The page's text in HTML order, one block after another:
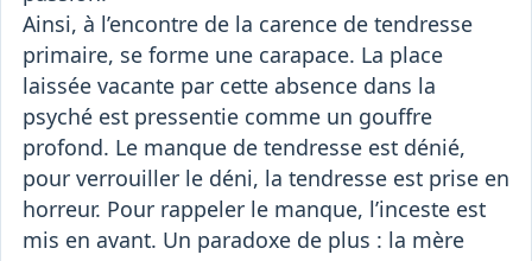
Ainsi, à l’encontre de la carence de tendresse
primaire, se forme une carapace. La place
laissée vacante par cette absence dans la
psyché est pressentie comme un gouffre
profond. Le manque de tendresse est dénié,
pour verrouiller le déni, la tendresse est prise en
horreur. Pour rappeler le manque, l’inceste est
mis en avant. Un paradoxe de plus : la mère